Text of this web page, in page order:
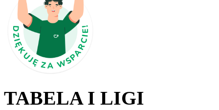
TABELA I LIGI